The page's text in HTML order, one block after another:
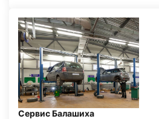
Сервис Балашиха